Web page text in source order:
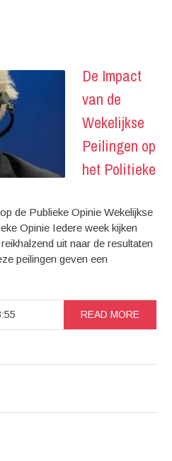
De Impact
van de
Wekelijkse
Peilingen op
het Politieke
de Publieke Opinie Wekelijkse
Opinie Iedere week kijken
uit naar de resultaten
peilingen geven een
READ MORE